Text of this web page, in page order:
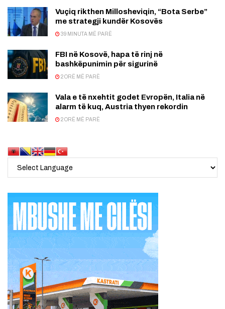
Vuçiq rikthen Millosheviqin, “Bota Serbe”
me strategji kundër Kosovës
39 MINUTA MË PARË
FBI në Kosovë, hapa të rinj në
bashkëpunimin për sigurinë
2 ORË MË PARË
Vala e të nxehtit godet Evropën, Italia në
alarm të kuq, Austria thyen rekordin
2 ORË MË PARË